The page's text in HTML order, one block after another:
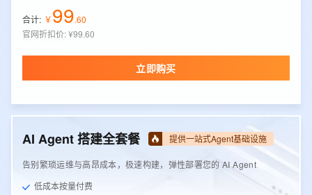
合计: ￥99.60
官网折扣价:¥99.60
立即购买
AI Agent 搭建全套餐 提供一站式Agent基础设施
告别繁琐运维与高昂成本，极速构建，弹性部署您的 AI Agent
低成本按量付费